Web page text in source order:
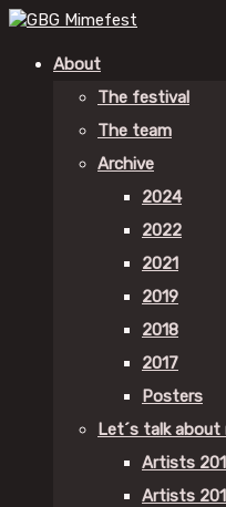
About
The festival
The team
Archive
2024
2022
2021
2019
2018
2017
Posters
Let´s talk about
Artists
Artists